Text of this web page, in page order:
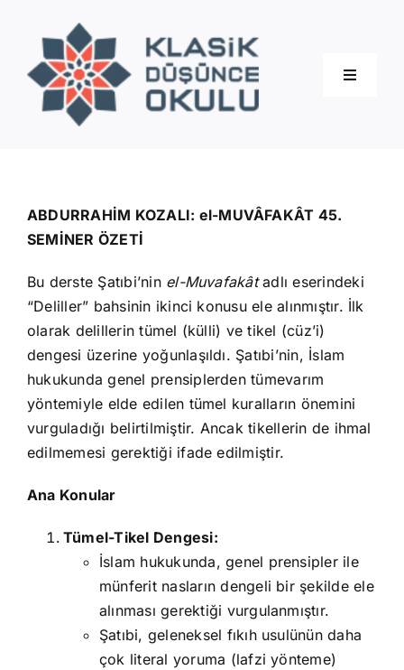
content
Toggle
Eğitimler
İletişim
ABDURRAHİM KOZALI: el-MUVÂFAKÂT 45.
SEMİNER ÖZETİ
Bu derste Şatıbi’nin el-Muvafakâtadlı eserindeki
“Deliller” bahsinin ikinci konusu ele alınmıştır. İlk
olarak delillerin tümel (külli) ve tikel (cüz’i)
dengesi üzerine yoğunlaşıldı. Şatıbi’nin, İslam
hukukunda genel prensiplerden tümevarım
yöntemiyle elde edilen tümel kuralların önemini
vurguladığı belirtilmiştir. Ancak tikellerin de ihmal
edilmemesi gerektiği ifade edilmiştir.
Ana Konular
Tümel-Tikel Dengesi:
İslam hukukunda, genel prensipler ile
münferit nasların dengeli bir şekilde ele
alınması gerektiği vurgulanmıştır.
Şatıbi, geleneksel fıkıh usulünün daha
çok literal yoruma (lafzi yönteme)